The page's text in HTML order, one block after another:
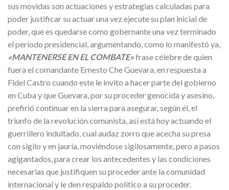
sus movidas son actuaciones y estrategias calculadas para
poder justificar su actuar una vez ejecute su plan inicial de
poder, que es quedarse como gobernante una vez terminado
el periodo presidencial, argumentando, como lo manifestó ya,
«MANTENERSE EN EL COMBATE»frase célebre de quien
fuera el comandante Ernesto Che Guevara, en respuesta a
Fidel Castro cuando este le invito a hacer parte del gobierno
en Cuba y que Guevara, por su proceder genocida y asesino,
prefirió continuar en la sierra para asegurar, según él, el
triunfo de la revolución comunista, así está hoy actuando el
guerrillero indultado, cual audaz zorro que acecha su presa
con sigilo y en jauría, moviéndose sigilosamente, pero a pasos
agigantados, para crear los antecedentes y las condiciones
necesarias que justifiquen su proceder ante la comunidad
internacional y le den respaldo político a su proceder.